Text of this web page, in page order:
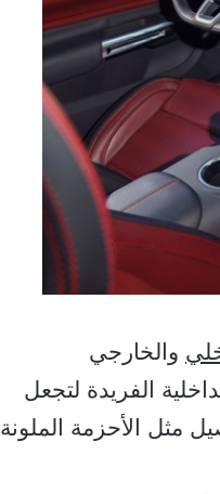
والخارجي
الفريدة لتجعل
الأحزمة الملونة